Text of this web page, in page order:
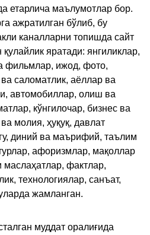
етарлича маълумотлар бор.
ажратилган бўлиб, бу
каналларни топишда сайт
яратади: янгиликлар,
фильмлар, ижод, фото,
саломатлик, аёллар ва
автомобиллар, олиш ва
кўнгилочар, бизнес ва
молия, ҳуқуқ, давлат
диний ва маърифий, таълим
афоризмлар, мақоллар
фактлар,
технологиялар, санъат,
жамланган.
муддат оралиғида